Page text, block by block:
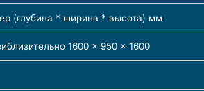
(глубина * ширина * высота) мм
1600 × 950 × 1600